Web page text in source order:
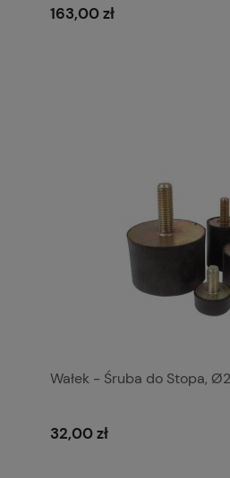
163,00 zł
Wałek - Śruba do Stopa,
32,00 zł